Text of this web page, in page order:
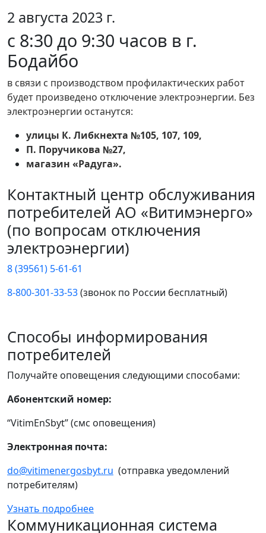
2 августа 2023 г.
с 8:30 до 9:30 часов в г.
Бодайбо
в связи с производством профилактических работ
будет произведено отключение электроэнергии. Без
электроэнергии останутся:
улицы К. Либкнехта №105, 107, 109,
П. Поручикова №27,
магазин «Радуга».
Контактный центр обслуживания
потребителей АО «Витимэнерго»
(по вопросам отключения
электроэнергии)
8 (39561) 5-61-61
8-800-301-33-53(звонок по России бесплатный)
Способы информирования
потребителей
Получайте оповещения следующими способами:
Абонентский номер:
“VitimEnSbyt” (смс оповещения)
Электронная почта:
do@vitimenergosbyt.ru (отправка уведомлений
потребителям)
Узнать подробнее
Коммуникационная система